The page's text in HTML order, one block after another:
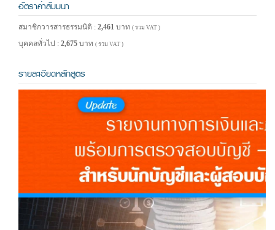
อัตราค่าสัมมนา
สมาชิกวารสารธรรมนิติ : 2,461 บาท ( รวม VAT )
บุคคลทั่วไป : 2,675 บาท ( รวม VAT )
รายละเอียดหลักสูตร